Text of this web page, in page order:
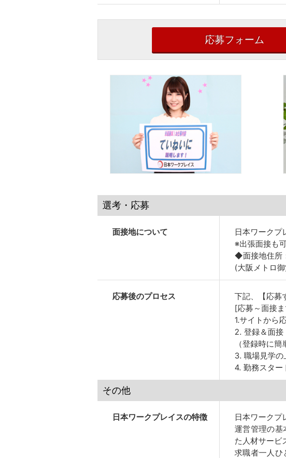
応募フォーム
選考・応募
面接地について
日本ワークプ
※出張面接も
◆面接地住所
(大阪メトロ
応募後のプロセス
下記、【応募
[応募～面接
1.サイトから
2. 登録＆面接
（登録時に
3. 職場見学の
4. 勤務スター
その他
日本ワークプレイスの特徴
日本ワークプ
運営管理の基
た人材サービ
求職者一人ひ